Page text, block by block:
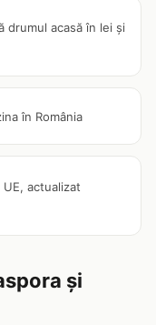
drumul acasă în lei și
în România
actualizat
și